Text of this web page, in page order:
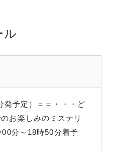
ル
発予定）＝＝ ・・・ど
お楽しみのミステリ
00分～18時50分着予